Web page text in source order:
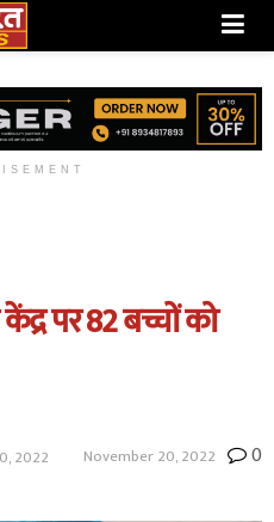
पर 82 बच्चों को
2022 November 20, 2022 0